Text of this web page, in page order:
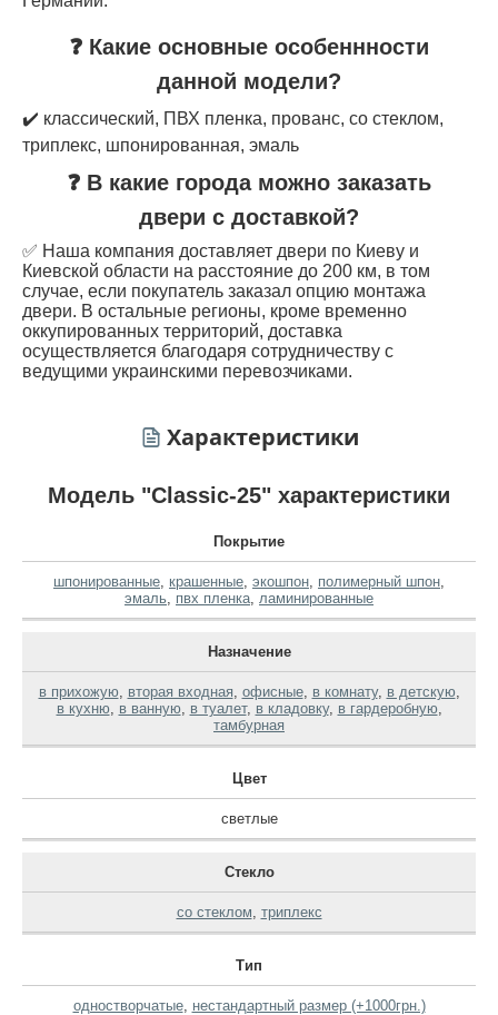
❓ Какие основные особеннности
данной модели?
✔️ классический, ПВХ пленка, прованс, со стеклом,
триплекс, шпонированная, эмаль
❓ В какие города можно заказать
двери с доставкой?
✅ Наша компания доставляет двери по Киеву и
Киевской области на расстояние до 200 км, в том
случае, если покупатель заказал опцию монтажа
двери. В остальные регионы, кроме временно
оккупированных территорий, доставка
осуществляется благодаря сотрудничеству с
ведущими украинскими перевозчиками.
Характеристики
Модель "Classic-25" характеристики
Покрытие
шпонированные, крашенные, экошпон, полимерный шпон,
эмаль, пвх пленка, ламинированные
Назначение
в прихожую, вторая входная, офисные, в комнату, в детскую,
в кухню, в ванную, в туалет, в кладовку, в гардеробную,
тамбурная
Цвет
светлые
Стекло
со стеклом, триплекс
Тип
одностворчатые, нестандартный размер (+1000грн.)